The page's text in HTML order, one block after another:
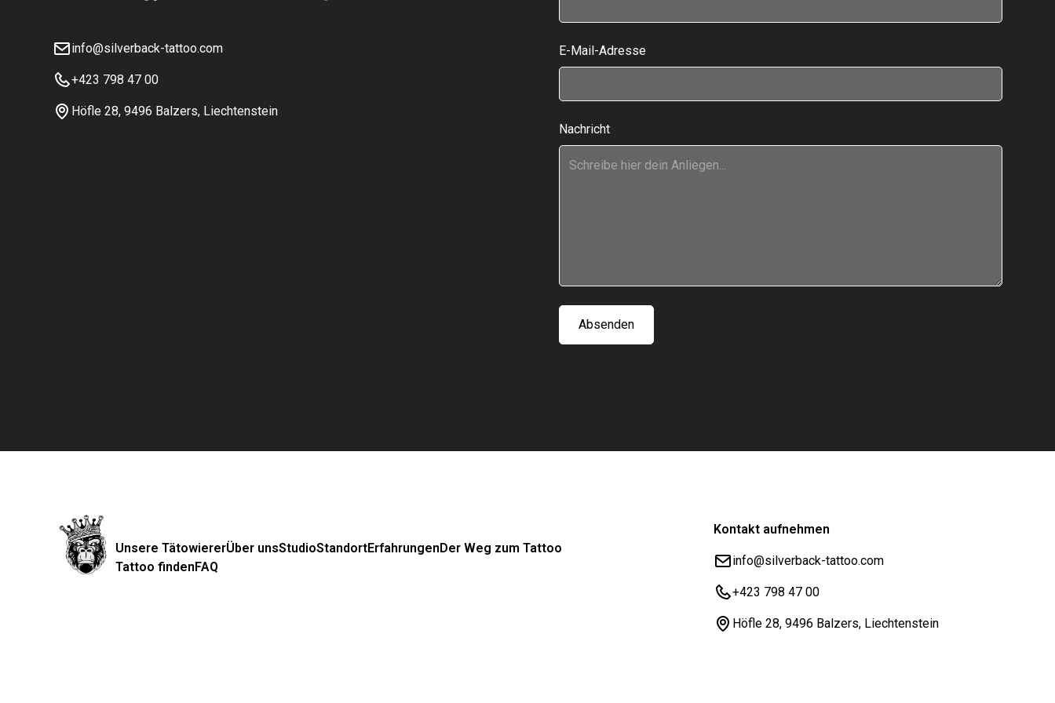
info@silverback-tattoo.com
+423 798 47 00
Höfle 28, 9496 Balzers, Liechtenstein
E-Mail-Adresse
Nachricht
Unsere TätowiererÜber unsStudioStandortErfahrungenDer Weg zum Tattoo
Tattoo findenFAQ
Kontakt aufnehmen
info@silverback-tattoo.com
+423 798 47 00
Höfle 28, 9496 Balzers, Liechtenstein